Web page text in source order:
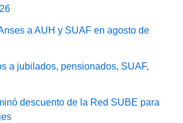
a AUH y SUAF en agosto de
a jubilados, pensionados, SUAF,
descuento de la Red SUBE para